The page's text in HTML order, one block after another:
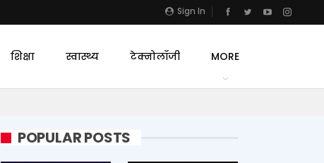
Sign In
शिक्षा स्वास्थ्य टेक्नोलॉजी MORE
POPULAR POSTS